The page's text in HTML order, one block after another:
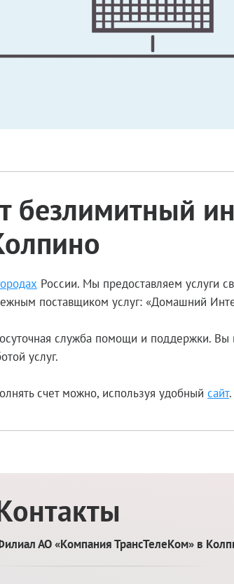
России. Мы предоставляем услуги
поставщиком услуг: «Домашний
служба помощи и поддержки.
услуг.
счет можно, используя удобный сайт.
АО «Компания ТрансТелеКом» в